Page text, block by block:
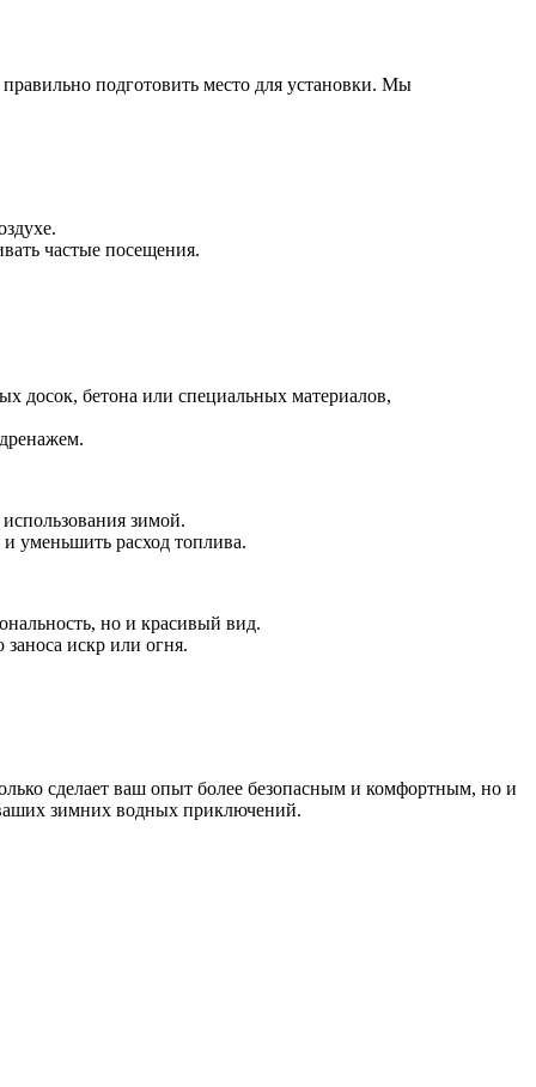
подготовить место для установки. Мы
частые посещения.
досок, бетона или специальных материалов,
зимой.
уменьшить расход топлива.
но и красивый вид.
заноса искр или огня.
сделает ваш опыт более безопасным и комфортным, но и
зимних водных приключений.